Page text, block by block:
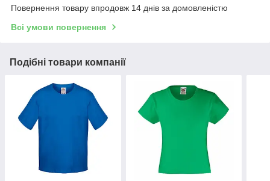
Повернення товару впродовж 14 днів за домовленістю
Всі умови повернення
Подібні товари компанії